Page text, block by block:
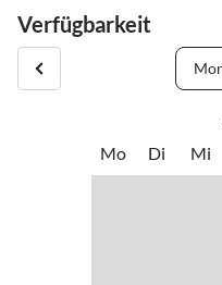
Verfügbarkeit
Mo
Di Mi